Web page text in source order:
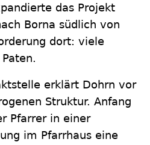
das Projekt
Borna südlich von
dort: viele
erklärt Dohrn vor
Struktur. Anfang
Pfarrer in einer
im Pfarrhaus eine